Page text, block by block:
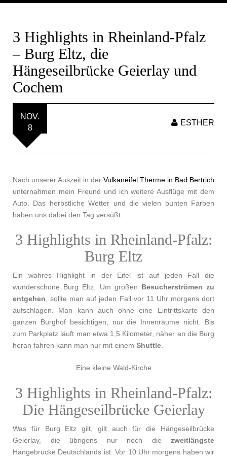
3 Highlights in Rheinland-Pfalz
– Burg Eltz, die
Hängeseilbrücke Geierlay und
Cochem
NOV.
8
ESTHER
Nach unserer Auszeit in der Vulkaneifel Therme in Bad Bertrich
unternahmen mein Freund und ich weitere Ausflüge mit dem
Auto. Das herbstliche Wetter und die vielen bunten Farben
haben uns dabei den Tag versüßt:
3 Highlights in Rheinland-Pfalz:
Burg Eltz
Ein wahres Highlight in der Eifel ist auf jeden Fall die
wunderschöne Burg Eltz. Um großen Besucherströmen zu
entgehen , sollte man auf jeden Fall vor 11 Uhr morgens dort
aufschlagen. Man kann auch ohne eine Eintrittskarte den
ganzen Burghof besichtigen, nur die Innenräume nicht. Bis
zum Parkplatz läuft man etwa 1,5 Kilometer, näher an die Burg
heran fahren kann man nur mit einem Shuttle
Eine kleine Wald-Kirche
3 Highlights in Rheinland-Pfalz:
Die Hängeseilbrücke Geierlay
Was für Burg Eltz gilt, gilt auch für die Hängeseilbrücke
Geierlay, die übrigens nur noch die zweitlängste
Hängebrücke Deutschlands ist. Vor 10 Uhr morgens haben wir